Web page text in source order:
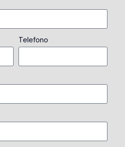
Telefono